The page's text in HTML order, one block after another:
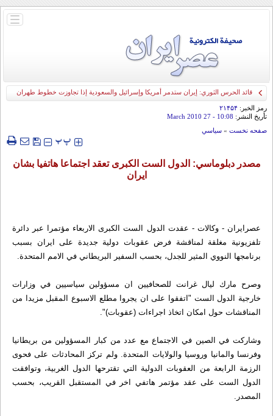
باز
قائد الحرس الثوري: إيران ستدمر أمريكا وإسرائيل والسعودية إذا تجاوزت خطوط طهران
الحمراء
رمز الخبر: ۲۱۴۵۴
تأريخ النشر: 10:08
- 27 March 2010
صفحه نخست » سياسي
‍‍‍ پپ
مصدر دبلوماسي: الدول الست الكبرى تعقد اجتماعا هاتفيا بشان
ايران
عصرایران - وکالات - عقدت الدول الست الكبرى الاربعاء مؤتمرا عبر دائرة
تلفزيونية مغلقة لمناقشة فرض عقوبات دولية جديدة على ايران بسبب
برنامجها النووي المثير للجدل، بحسب السفير البريطاني في الامم المتحدة.
وصرح مارك ليال غرانت للصحافيين ان مسؤولين سياسيين في وزارات
خارجية الدول الست "اتفقوا على ان يجروا مطلع الاسبوع المقبل مزيدا من
المناقشات حول امكان اتخاذ اجراءات (عقوبات)".
وشاركت في الصين في الاجتماع مع عدد من كبار المسؤولين من بريطانيا
وفرنسا والمانيا وروسيا والولايات المتحدة. ولم تركز المحادثات على فحوى
الرزمة الرابعة من العقوبات الدولية التي تقترحها الدول الغربية، وتوافقت
الدول الست على عقد مؤتمر هاتفي اخر في المستقبل القريب، بحسب
المصدر.